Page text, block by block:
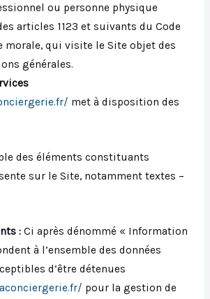
ou personne physique
articles 1123 et suivants du Code
morale, qui visite le Site objet des
générales.
met à disposition des
des éléments constituants
sur le Site, notamment textes –
:Ci après dénommé « Information
à l’ensemble des données
d’être détenues
pour la gestion de